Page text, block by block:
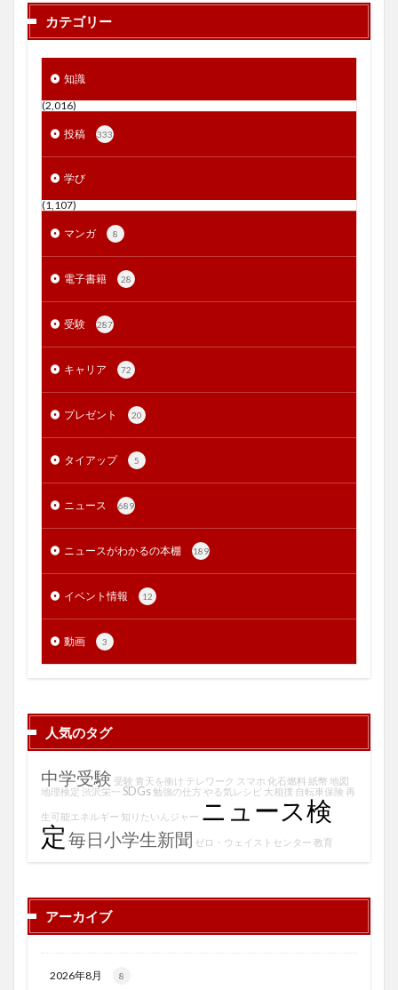
カテゴリー
知識
(2,016)
投稿 333
学び
(1,107)
マンガ 8
電子書籍 28
受験 287
キャリア 72
プレゼント 20
タイアップ 5
ニュース 689
ニュースがわかるの本棚 189
イベント情報 12
動画 3
人気のタグ
中学受験 受験 青天を衝け テレワーク スマホ 化石燃料 紙幣 地図
地理検定 渋沢栄一 SDGs 勉強の仕方 やる気レシピ 大相撲 自転車保険 再
生可能エネルギー 知りたいんジャー ニュース検
定 毎日小学生新聞 ゼロ・ウェイストセンター 教育
アーカイブ
2026年8月 8